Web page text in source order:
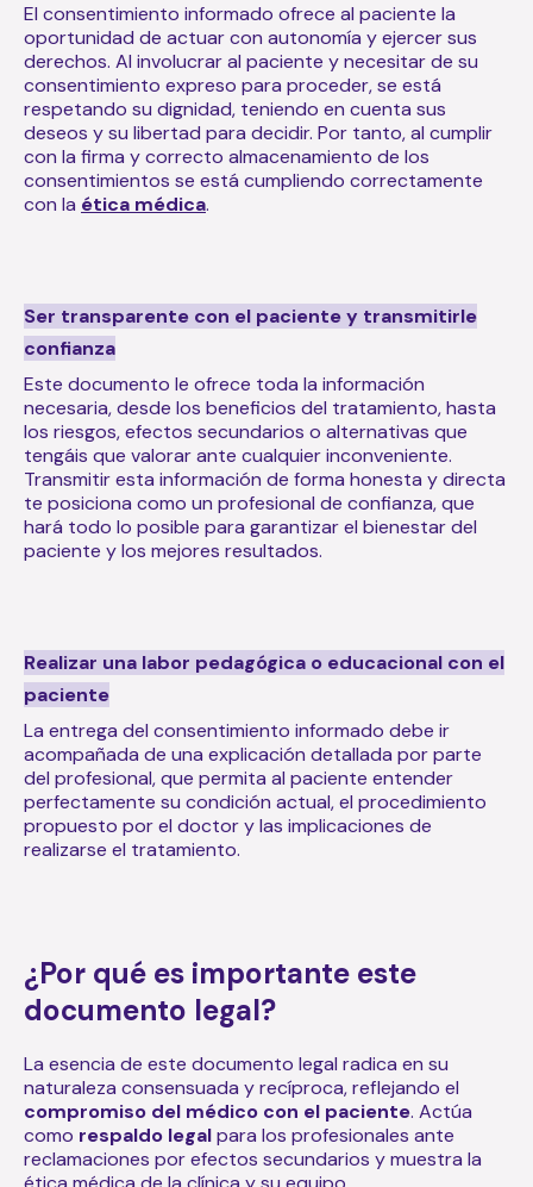
El consentimiento informado ofrece al paciente la
oportunidad de actuar con autonomía y ejercer sus
derechos. Al involucrar al paciente y necesitar de su
consentimiento expreso para proceder, se está
respetando su dignidad, teniendo en cuenta sus
deseos y su libertad para decidir. Por tanto, al cumplir
con la firma y correcto almacenamiento de los
consentimientos se está cumpliendo correctamente
con la ética médica.
Ser transparente con el paciente y transmitirle
confianza
Este documento le ofrece toda la información
necesaria, desde los beneficios del tratamiento, hasta
los riesgos, efectos secundarios o alternativas que
tengáis que valorar ante cualquier inconveniente.
Transmitir esta información de forma honesta y directa
te posiciona como un profesional de confianza, que
hará todo lo posible para garantizar el bienestar del
paciente y los mejores resultados.
Realizar una labor pedagógica o educacional con el
paciente
La entrega del consentimiento informado debe ir
acompañada de una explicación detallada por parte
del profesional, que permita al paciente entender
perfectamente su condición actual, el procedimiento
propuesto por el doctor y las implicaciones de
realizarse el tratamiento.
¿Por qué es importante este
documento legal?
La esencia de este documento legal radica en su
naturaleza consensuada y recíproca, reflejando el
compromiso del médico con el paciente. Actúa
como respaldo legalpara los profesionales ante
reclamaciones por efectos secundarios y muestra la